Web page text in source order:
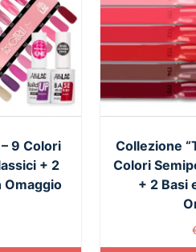
9 Colori
+ 2
Omaggio
Collezione
Colori
+ 2 Basi